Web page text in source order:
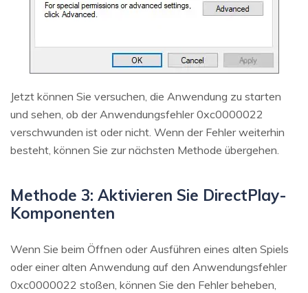
Jetzt können Sie versuchen, die Anwendung zu starten
und sehen, ob der Anwendungsfehler 0xc0000022
verschwunden ist oder nicht. Wenn der Fehler weiterhin
besteht, können Sie zur nächsten Methode übergehen.
Methode 3: Aktivieren Sie DirectPlay-
Komponenten
Wenn Sie beim Öffnen oder Ausführen eines alten Spiels
oder einer alten Anwendung auf den Anwendungsfehler
0xc0000022 stoßen, können Sie den Fehler beheben,